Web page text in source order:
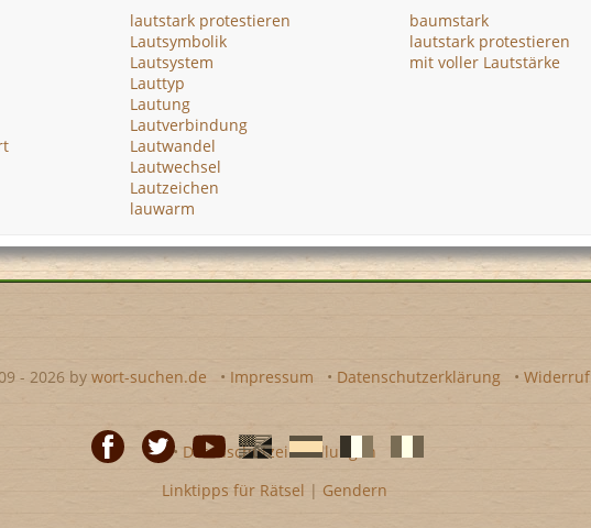
lautstark protestieren
Lautsymbolik
Lautsystem
Lauttyp
Lautung
Lautverbindung
Lautwandel
Lautwechsel
Lautzeichen
lauwarm
baumstark
lautstark protestieren
mit voller Lautstärke
- 2026 by wort-suchen.de • Impressum • Datenschutzerklärung • Widerruf
• Datenschutzeinstellungen
TwitterYoutubeEnglischeSpanischefranzösicheitalienische
Linktipps für Rätsel | Gendern